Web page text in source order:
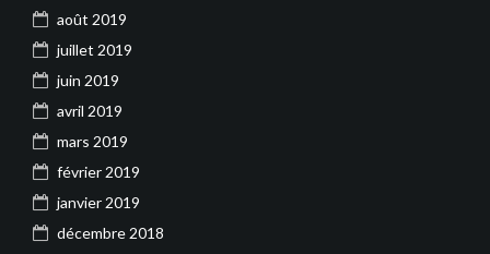
août 2019
juillet 2019
juin 2019
avril 2019
mars 2019
février 2019
janvier 2019
décembre 2018